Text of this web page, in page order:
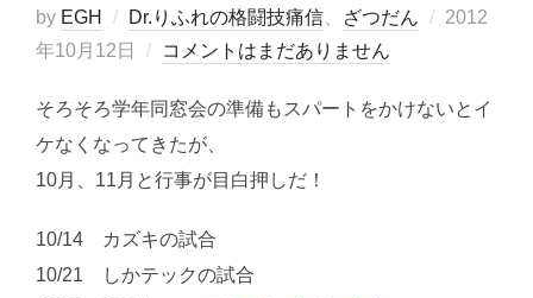
by EGH Dr.りふれの格闘技痛信 ざつだん
投
2012
年10月12日
コメントはまだありません
そろそろ学年同窓会の準備もスパートをかけないとイ
ケなくなってきたが、
10月、11月と行事が目白押しだ！
10/14 カズキの試合
10/21 しかテックの試合